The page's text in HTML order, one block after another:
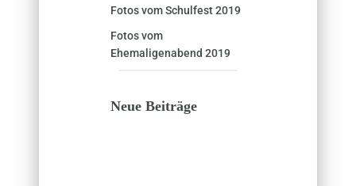
Fotos vom Schulfest 2019
Fotos vom
Ehemaligenabend 2019
Neue Beiträge